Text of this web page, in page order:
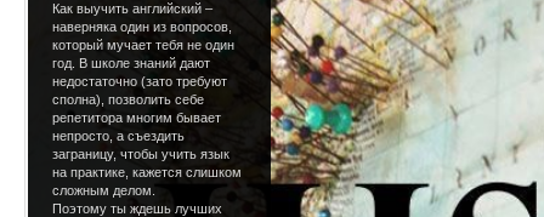
Как выучить английский –
наверняка один из вопросов,
который мучает тебя не один
год. В школе знаний дают
недостаточно (зато требуют
сполна), позволить себе
репетитора многим бывает
непросто, а съездить
заграницу, чтобы учить язык
на практике, кажется слишком
сложным делом.
Поэтому ты ждешь лучших